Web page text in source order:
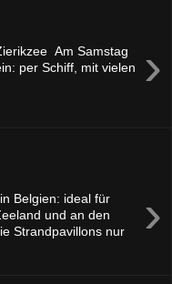
›
Am Samstag
per Schiff, mit vielen
›
Belgien: ideal für
und an den
Strandpavillons nur